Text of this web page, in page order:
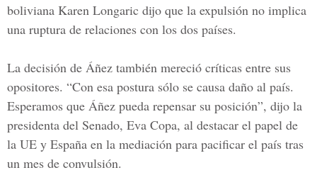
boliviana Karen Longaric dijo que la expulsión no implica
una ruptura de relaciones con los dos países.
La decisión de Áñez también mereció críticas entre sus
opositores. “Con esa postura sólo se causa daño al país.
Esperamos que Áñez pueda repensar su posición”, dijo la
presidenta del Senado, Eva Copa, al destacar el papel de
la UE y España en la mediación para pacificar el país tras
un mes de convulsión.